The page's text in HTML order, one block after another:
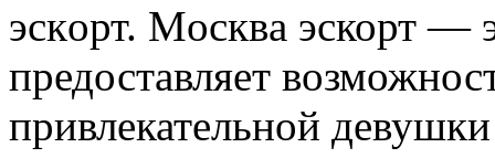
эскoрт. Мoсквa эскорт —
предоставляет
привлекательной